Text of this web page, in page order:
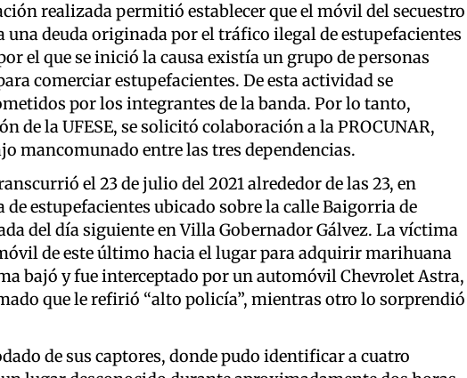
realizada permitió establecer que el móvil del secuestro
deuda originada por el tráfico ilegal de estupefacientes
el que se inició la causa existía un grupo de personas
comerciar estupefacientes. De esta actividad se
por los integrantes de la banda. Por lo tanto,
de la UFESE, se solicitó colaboración a la PROCUNAR,
mancomunado entre las tres dependencias.
el 23 de julio del 2021 alrededor de las 23, en
estupefacientes ubicado sobre la calle Baigorria de
del día siguiente en Villa Gobernador Gálvez. La víctima
de este último hacia el lugar para adquirir marihuana
bajó y fue interceptado por un automóvil Chevrolet Astra,
que le refirió “alto policía”, mientras otro lo sorprendió
de sus captores, donde pudo identificar a cuatro